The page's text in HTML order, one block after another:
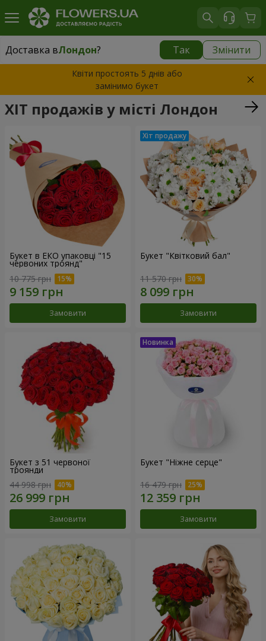
Доставка вЛондон? Так Змінити
Доставка вЛондон|
Квіти простоять 5 днів або
замінимо букет
ХІТ продажів у місті Лондон
Букет в ЕКО упаковці "15
червоних троянд"
10 775 грн
Замовити
Букет "Квітковий бал"
11 570 грн
Замовити
Букет з 51 червоної
троянди
44 998 грн
Замовити
Букет "Ніжне серце"
16 479 грн
Замовити